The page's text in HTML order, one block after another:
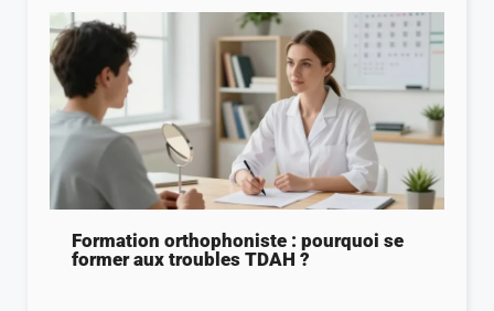
Formation orthophoniste : pourquoi se
former aux troubles TDAH ?